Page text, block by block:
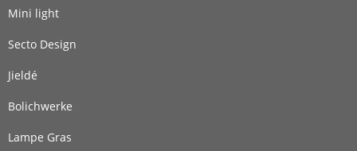
Mini light
Secto Design
Jieldé
Bolichwerke
Lampe Gras